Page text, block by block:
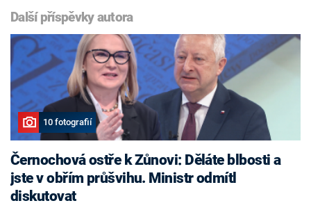
Další příspěvky autora
10 fotografií
Černochová ostře k Zůnovi: Děláte blbosti a
jste v obřím průšvihu. Ministr odmítl
diskutovat